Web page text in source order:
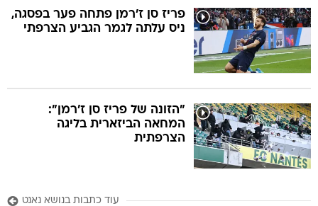
פריז סן ז'רמן פתחה פער בפסגה,
ניס עלתה לגמר הגביע הצרפתי
"הזונה של פריז סן ז'רמן":
המחאה הביזארית בליגה
הצרפתית
עוד כתבות בנושא נאנט